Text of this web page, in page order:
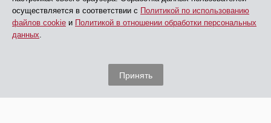
осуществляется в соответствии с Политикой по использованию
файлов cookie и Политикой в отношении обработки персональных
данных.
Принять